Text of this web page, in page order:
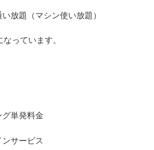
放題（マシン使い放題）
なっています。
単発料金
サービス